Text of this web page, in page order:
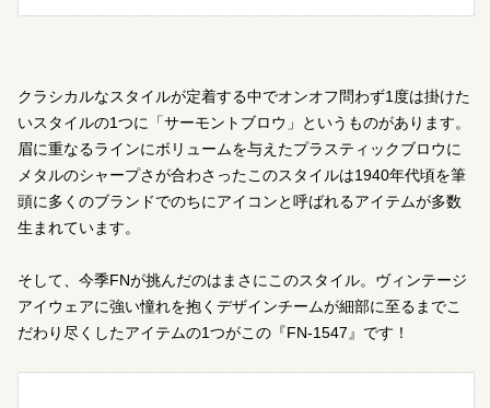
クラシカルなスタイルが定着する中でオンオフ問わず1度は掛けた
いスタイルの1つに「サーモントブロウ」というものがあります。
眉に重なるラインにボリュームを与えたプラスティックブロウに
メタルのシャープさが合わさったこのスタイルは1940年代頃を筆
頭に多くのブランドでのちにアイコンと呼ばれるアイテムが多数
生まれています。
そして、今季FNが挑んだのはまさにこのスタイル。ヴィンテージ
アイウェアに強い憧れを抱くデザインチームが細部に至るまでこ
だわり尽くしたアイテムの1つがこの『FN-1547』です！